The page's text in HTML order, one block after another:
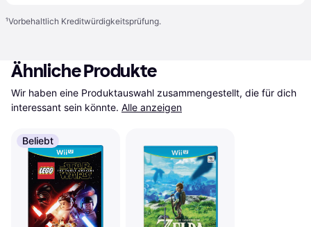
¹Vorbehaltlich Kreditwürdigkeitsprüfung.
Ähnliche Produkte
Wir haben eine Produktauswahl zusammengestellt, die für dich
interessant sein könnte. Alle anzeigen
Beliebt